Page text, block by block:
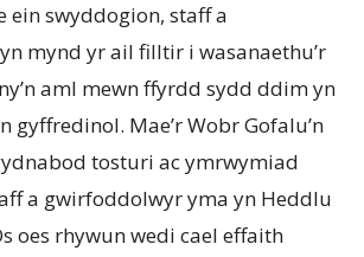
ein swyddogion, staff a
mynd yr ail filltir i wasanaethu’r
aml mewn ffyrdd sydd ddim yn
gyffredinol. Mae’r Wobr Gofalu’n
tosturi ac ymrwymiad
a gwirfoddolwyr yma yn Heddlu
oes rhywun wedi cael effaith